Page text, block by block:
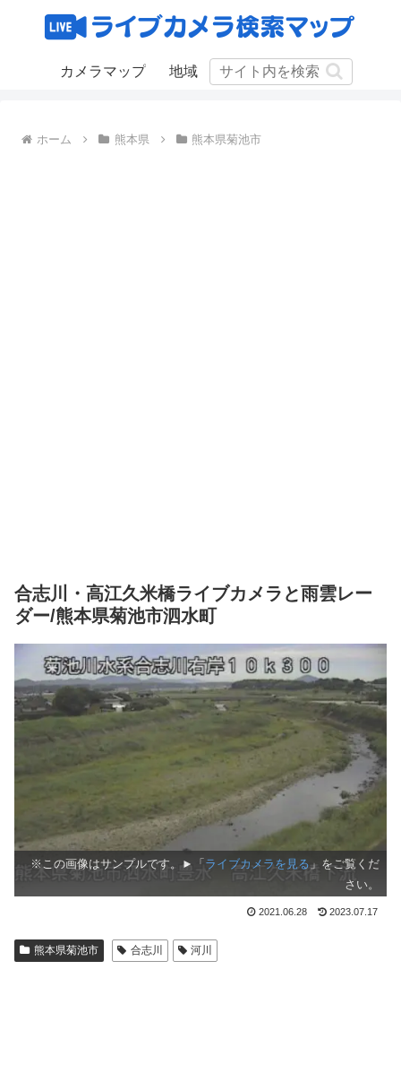
カメラマップ 地域
ホーム 熊本県 熊本県菊池市
合志川・高江久米橋ライブカメラと雨雲レー
ダー/熊本県菊池市泗水町
※この画像はサンプルです。►「 ライブカメラを見る」をご覧くだ
さい。
2021.06.28 2023.07.17
熊本県菊池市 合志川 河川